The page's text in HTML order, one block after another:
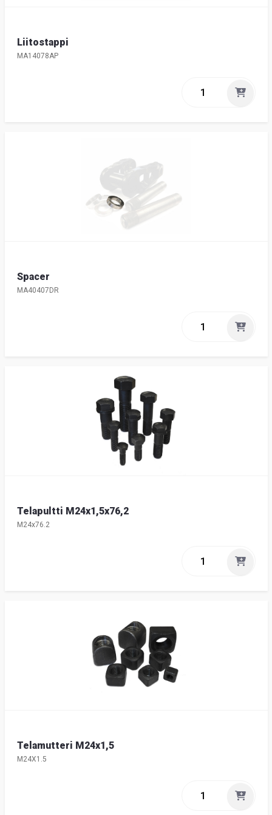
Liitostappi
MA14078AP
Spacer
MA40407DR
Telapultti M24x1,5x76,2
M24x76.2
Telamutteri M24x1,5
M24X1.5